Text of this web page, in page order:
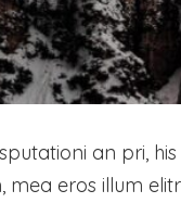
an pri,
eros illum